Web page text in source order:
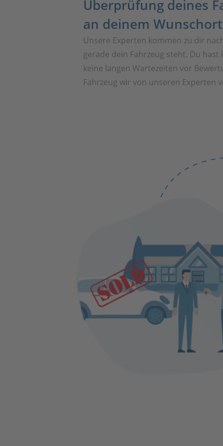
Überprüfung deines
an deinem Wunschort
Unsere Experten kommen zu dir
gerade dein Fahrzeug steht. Du
keine langen Wartezeiten vor
Fahrzeug wir von unseren Experten